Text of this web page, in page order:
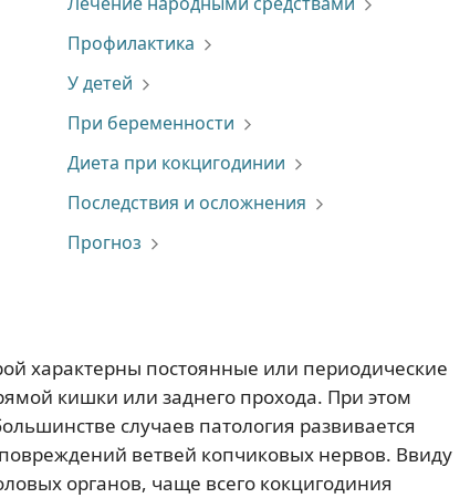
Профилактика
У детей
При беременности
Диета при кокцигодинии
Последствия и осложнения
Прогноз
характерны постоянные или периодические
кишки или заднего прохода. При этом
случаев патология развивается
ветвей копчиковых нервов. Ввиду
органов, чаще всего кокцигодиния